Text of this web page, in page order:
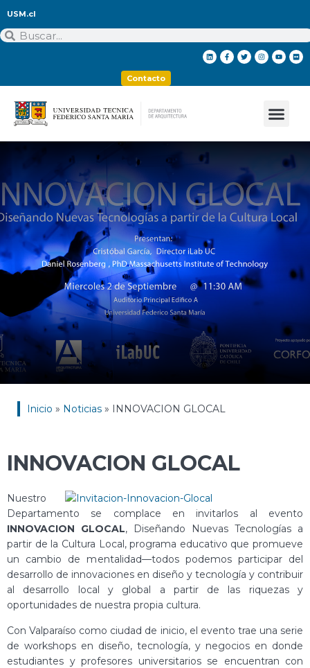
USM.cl
Contacto
Inicio » Noticias » INNOVACION GLOCAL
INNOVACION GLOCAL
Nuestro
Departamento se complace en invitarlos al evento
INNOVACION GLOCAL, Diseñando Nuevas Tecnologías a
partir de la Cultura Local, programa educativo que promueve
un cambio de mentalidad—todos podemos participar del
desarrollo de innovaciones en diseño y tecnología y contribuir
al desarrollo local y global a partir de las riquezas y
oportunidades de nuestra propia cultura.
Con Valparaíso como ciudad de inicio, el evento trae una serie
de workshops en diseño, tecnología, y negocios en donde
estudiantes y profesores universitarios se encuentran con